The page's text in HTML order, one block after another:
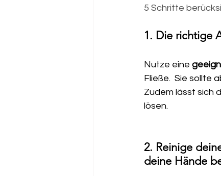
5 Schritte
1. Die richtige
Nutze eine
Fließe.  Sie sollte
Zudem lässt sich
lösen.
2. Reinige
deine Hände